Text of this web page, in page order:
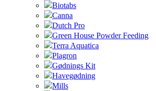
Biotabs
Canna
Dutch Pro
Green House Powder Feeding
Terra Aquatica
Plagron
Gødnings Kit
Havegødning
Mills